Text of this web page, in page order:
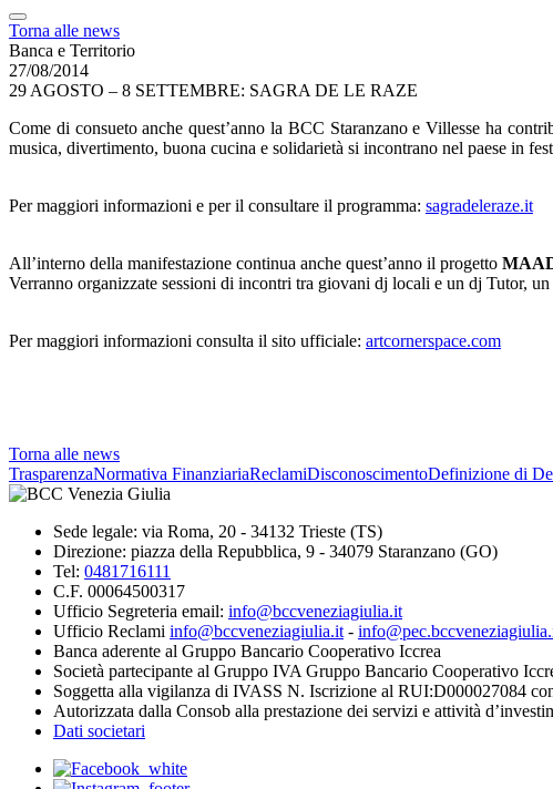
Torna alle news
Banca e Territorio
27/08/2014
29 AGOSTO – 8 SETTEMBRE: SAGRA DE LE RAZE
Come di consueto anche quest’anno la BCC Staranzano e Villesse ha
musica, divertimento, buona cucina e solidarietà si incontrano nel paese in
Per maggiori informazioni e per il consultare il programma: sagradeleraze.it
All’interno della manifestazione continua anche quest’anno il progetto
Verranno organizzate sessioni di incontri tra giovani dj locali e un dj Tutor,
Per maggiori informazioni consulta il sito ufficiale: artcornerspace.com
Torna alle news
TrasparenzaNormativa FinanziariaReclamiDisconoscimentoDefinizione di
Sede legale: via Roma, 20 - 34132 Trieste (TS)
Direzione: piazza della Repubblica, 9 - 34079 Staranzano (GO)
Tel: 0481716111
C.F. 00064500317
Ufficio Segreteria email: info@bccveneziagiulia.it
Ufficio Reclami info@bccveneziagiulia.it -
Banca aderente al Gruppo Bancario Cooperativo Iccrea
Società partecipante al Gruppo IVA Gruppo Bancario Cooperativo
Soggetta alla vigilanza di IVASS N. Iscrizione al RUI:D000027084
Autorizzata dalla Consob alla prestazione dei servizi e attività
Dati societari